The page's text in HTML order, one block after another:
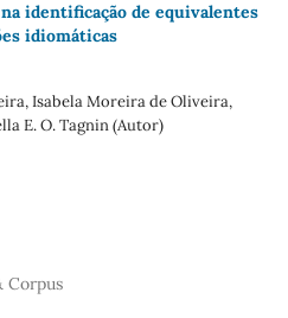
identificação de equivalentes
idiomáticas
Isabela Moreira de Oliveira,
E. O. Tagnin (Autor)
Corpus